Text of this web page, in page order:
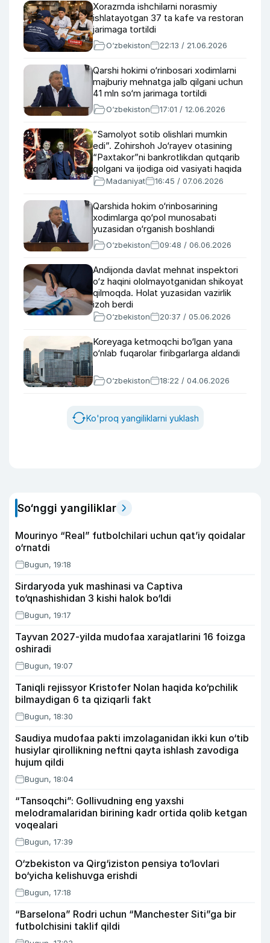
Xorazmda ishchilarni norasmiy
ishlatayotgan 37 ta kafe va restoran
jarimaga tortildi
O‘zbekiston 22:13 / 21.06.2026
Qarshi hokimi o‘rinbosari xodimlarni
majburiy mehnatga jalb qilgani uchun
41 mln so‘m jarimaga tortildi
O‘zbekiston 17:01 / 12.06.2026
“Samolyot sotib olishlari mumkin
edi”. Zohirshoh Jo‘rayev otasining
“Paxtakor”ni bankrotlikdan qutqarib
qolgani va ijodiga oid vasiyati haqida
Madaniyat 16:45 / 07.06.2026
Qarshida hokim o‘rinbosarining
xodimlarga qo‘pol munosabati
yuzasidan o‘rganish boshlandi
O‘zbekiston 09:48 / 06.06.2026
Andijonda davlat mehnat inspektori
o‘z haqini ololmayotganidan shikoyat
qilmoqda. Holat yuzasidan vazirlik
izoh berdi
O‘zbekiston 20:37 / 05.06.2026
Koreyaga ketmoqchi bo‘lgan yana
o‘nlab fuqarolar firibgarlarga aldandi
O‘zbekiston 18:22 / 04.06.2026
Ko'proq yangiliklarni yuklash
So‘nggi yangiliklar
Mourinyo “Real” futbolchilari uchun qat’iy qoidalar
o‘rnatdi
Bugun, 19:18
Sirdaryoda yuk mashinasi va Captiva
to‘qnashishidan 3 kishi halok bo‘ldi
Bugun, 19:17
Tayvan 2027-yilda mudofaa xarajatlarini 16 foizga
oshiradi
Bugun, 19:07
Taniqli rejissyor Kristofer Nolan haqida ko‘pchilik
bilmaydigan 6 ta qiziqarli fakt
Bugun, 18:30
Saudiya mudofaa pakti imzolaganidan ikki kun o‘tib
husiylar qirollikning neftni qayta ishlash zavodiga
hujum qildi
Bugun, 18:04
“Tansoqchi”: Gollivudning eng yaxshi
melodramalaridan birining kadr ortida qolib ketgan
voqealari
Bugun, 17:39
O‘zbekiston va Qirg‘iziston pensiya to‘lovlari
bo‘yicha kelishuvga erishdi
Bugun, 17:18
“Barselona” Rodri uchun “Manchester Siti”ga bir
futbolchisini taklif qildi